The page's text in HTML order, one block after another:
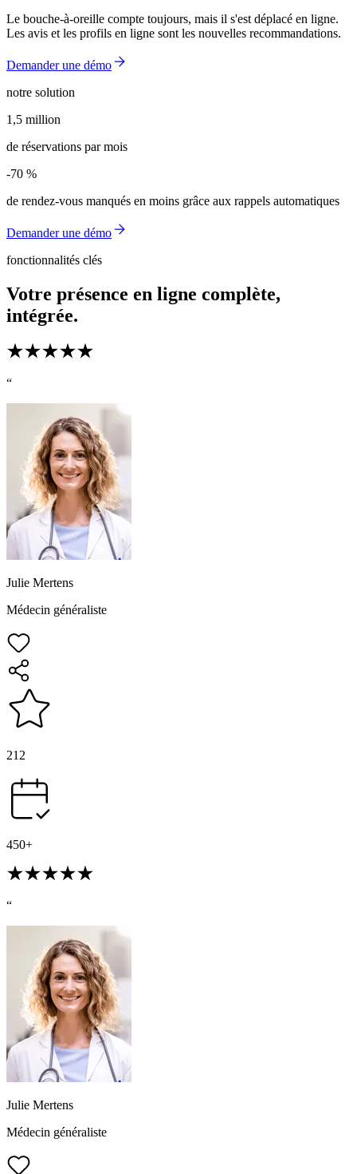
Le bouche-à-oreille compte toujours, mais il s'est déplacé en ligne.
Les avis et les profils en ligne sont les nouvelles recommandations.
Demander une démo
notre solution
1,5 million
1,5 million
de réservations par mois
-70 %
-70 %
de rendez-vous manqués en moins grâce aux rappels automatiques
Demander une démo
fonctionnalités clés
Votre présence en ligne complète,
intégrée.
“
Julie Mertens
Médecin généraliste
212
450+
“
Julie Mertens
Médecin généraliste